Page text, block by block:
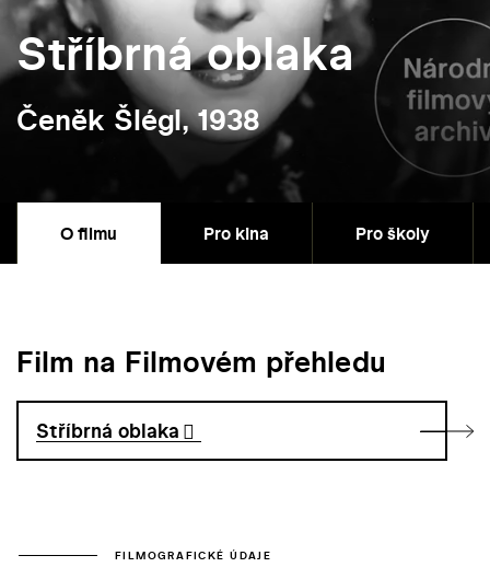
Stříbrná oblaka
Čeněk Šlégl, 1938
O filmu Pro kina Pro školy
Film na Filmovém přehledu
Stříbrná oblaka
FILMOGRAFICKÉ ÚDAJE